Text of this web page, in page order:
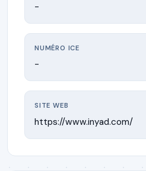
-
NUMÉRO ICE
-
SITE WEB
https://www.inyad.com/